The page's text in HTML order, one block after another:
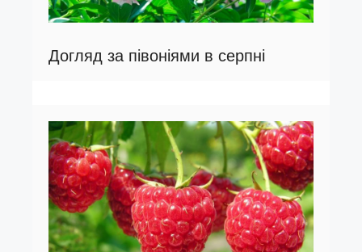
Догляд за півоніями в серпні